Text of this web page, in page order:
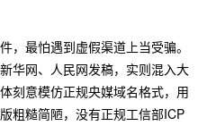
，最怕遇到虚假渠道上当受骗。
华网、人民网发稿，实则混入大
刻意模仿正规央媒域名格式，用
粗糙简陋，没有正规工信部ICP